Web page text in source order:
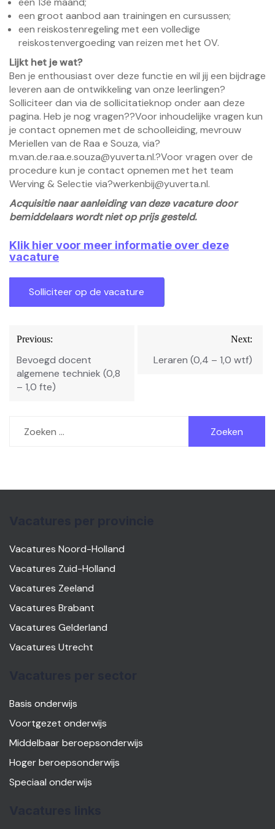
een groot aanbod aan trainingen en cursussen;
een reiskostenregeling met een volledige
reiskostenvergoeding van reizen met het OV.
Lijkt het je wat?
Ben je enthousiast over deze functie en wil jij een bijdrage
leveren aan de ontwikkeling van onze leerlingen?
Solliciteer dan via de sollicitatieknop onder aan deze
pagina. Heb je nog vragen??Voor inhoudelijke vragen kun
je contact opnemen met de schoolleiding, mevrouw
Meriellen van de Raa e Souza, via?
m.van.de.raa.e.souza@yuverta.nl.?Voor vragen over de
procedure kun je contact opnemen met het team
Werving & Selectie via?werkenbij@yuverta.nl.
Acquisitie naar aanleiding van deze vacature door
bemiddelaars wordt niet op prijs gesteld.
Klik hier voor meer informatie over deze
vacature
Bericht
navigatie
Previous:
Bevoegd docent
algemene techniek (0,8
– 1,0 fte)
Next:
Leraren (0,4 – 1,0 wtf)
naar:
Vacatures Noord-Holland
Vacatures Zuid-Holland
Vacatures Zeeland
Vacatures Brabant
Vacatures Gelderland
Vacatures Utrecht
Basis onderwijs
Voortgezet onderwijs
Middelbaar beroepsonderwijs
Hoger beroepsonderwijs
Speciaal onderwijs